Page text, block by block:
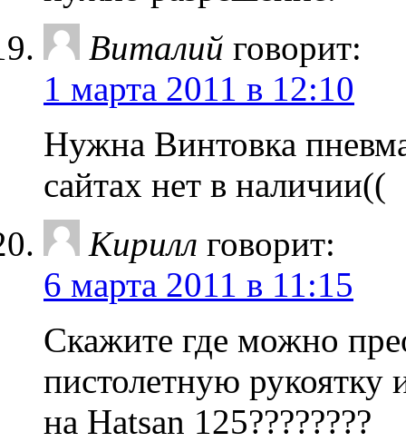
Виталий говорит:
1 марта 2011 в 12:10
Нужна Винтовка
сайтах нет в наличии((
Кирилл говорит:
6 марта 2011 в 11:15
Скажите где можно
пистолетную рукоятку
на Hatsan 125????????